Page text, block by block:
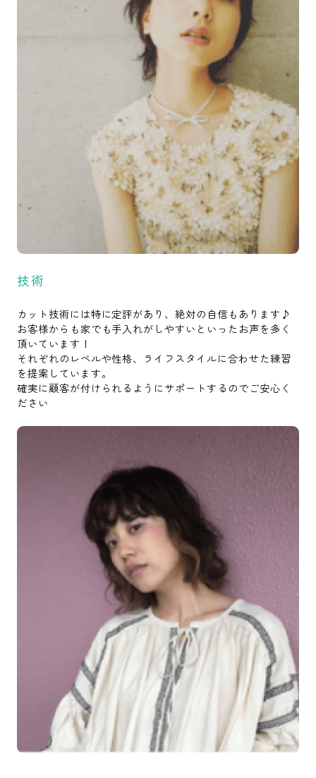
技術
カット技術には特に定評があり、絶対の自信もあります♪
お客様からも家でも手入れがしやすいといったお声を多く
頂いています！
それぞれのレベルや性格、ライフスタイルに合わせた練習
を提案しています。
確実に顧客が付けられるようにサポートするのでご安心く
ださい